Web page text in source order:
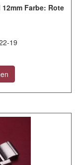
Farbe: Rote
19